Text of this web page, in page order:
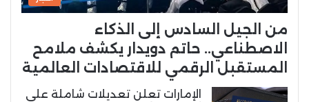
من الجيل السادس إلى الذكاء
الاصطناعي.. حاتم دويدار يكشف ملامح
المستقبل الرقمي للاقتصادات العالمية
الإمارات تعلن تعديلات شاملة على